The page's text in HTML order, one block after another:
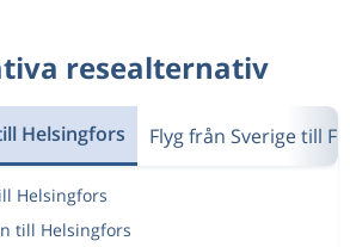
resealternativ
Helsingfors Flyg från Sverige till
Helsingfors
till Helsingfors